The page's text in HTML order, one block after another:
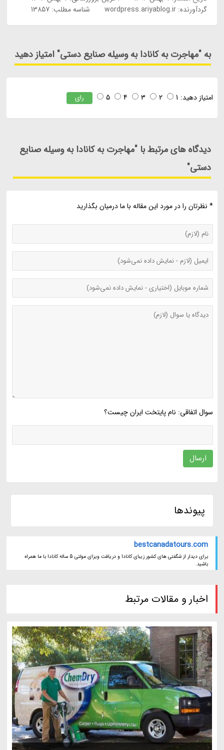
گردآورنده:wordpress.ariyablog.ir شناسه مطلب: 13857
به "مهاجرت به کانادا به وسیله صنایع دستی" امتیاز دهید
امتیاز دهید: 1
2
3
4
5 رای
دیدگاه های مرتبط با "مهاجرت به کانادا به وسیله صنایع
دستی"
* نظرتان را در مورد این مقاله با ما درمیان بگذارید
سوال اتفاقی: نام پایتخت ایران چیست؟
ارسال
پیوندها
bestcanadatours.com
برای دیدار از شگفتی های کشور زیبای کانادا و دریافت ویزای مولتی 5 ساله کانادا با ما همراه
باشید.
اخبار و مقالات مرتبط